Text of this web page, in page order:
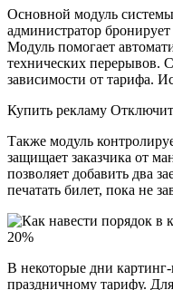
Основной модуль
администратор
Модуль помогает
технических перерывов.
зависимости от тарифа.
Купить рекламу
Также модуль
защищает заказчика от
позволяет добавить два
печатать билет, пока не
В некоторые дни картинг-
праздничному тарифу.